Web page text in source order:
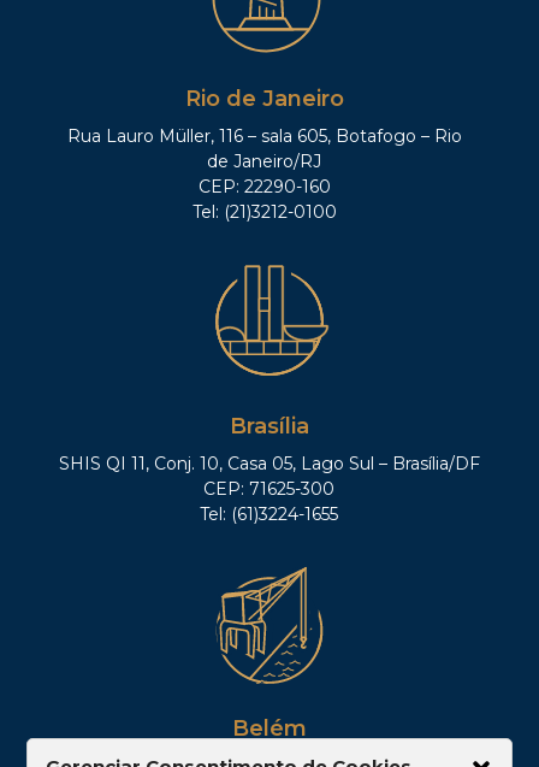
Rio de Janeiro
Rua Lauro Müller, 116 – sala 605, Botafogo – Rio
de Janeiro/RJ
CEP: 22290-160
Tel: (21)3212-0100
Brasília
SHIS QI 11, Conj. 10, Casa 05, Lago Sul – Brasília/DF
CEP: 71625-300
Tel: (61)3224-1655
Belém